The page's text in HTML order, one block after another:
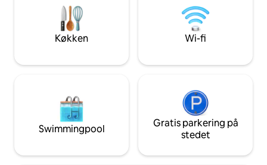
hjertet af Saaremaa: Angla-vindmøllerne
– 8 km Kaali-krateret – 14 km Kuressaare
spiseområde og
Villaen har to
Køkken Wi-fi
Swimmingpool
Gratis parkering på
stedet